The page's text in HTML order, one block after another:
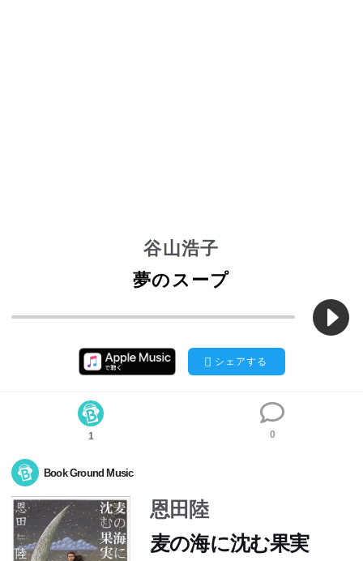
谷山浩子
夢のスープ
シェアする
1 0
Book Ground Music
恩田陸
麦の海に沈む果実